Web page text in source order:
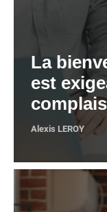
La
est
Alexis LEROY